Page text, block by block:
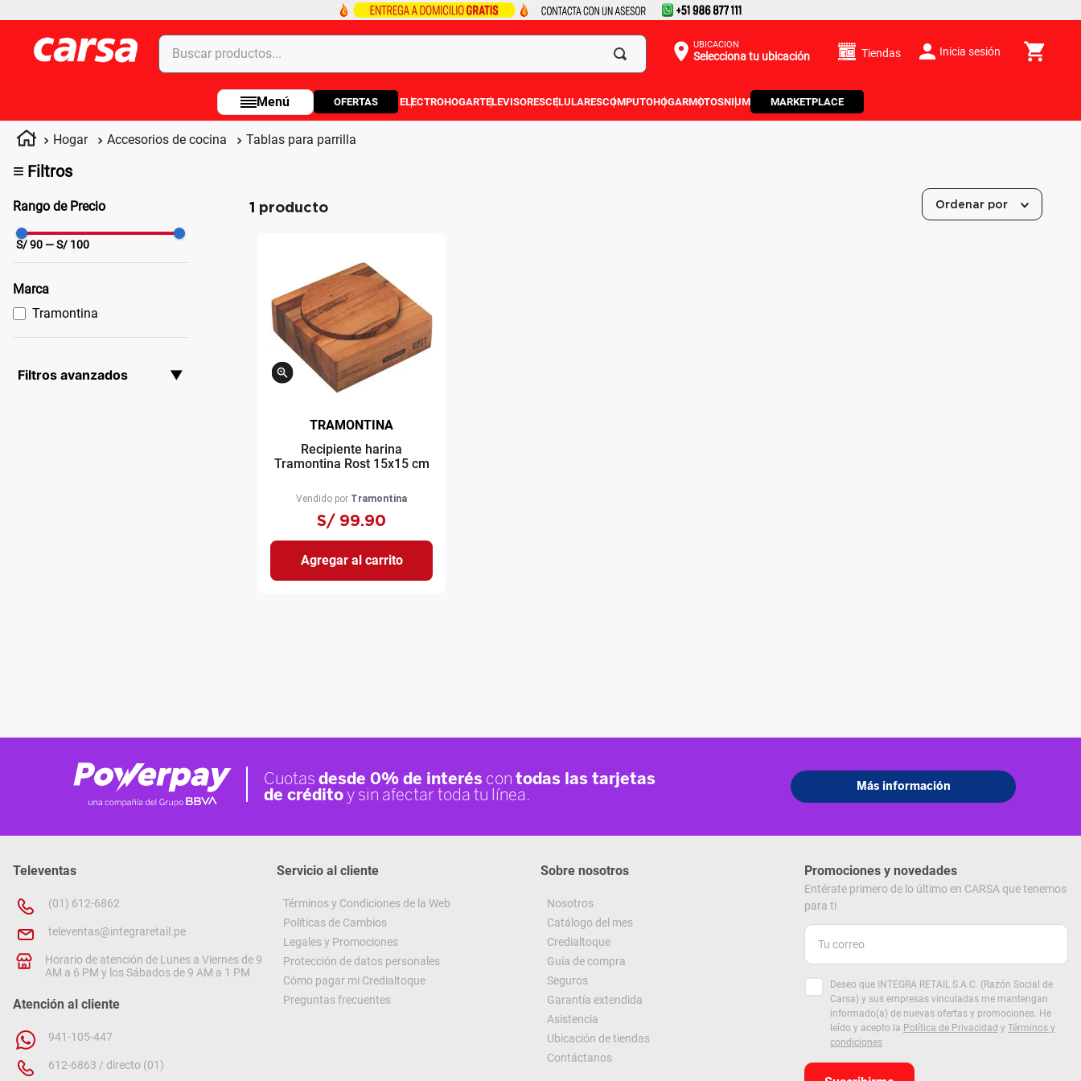
Buscar productos... UBICACIÓN
Selecciona tu ubicación Tiendas Inicia sesión
OFERTAS ELECTROHOGARTELEVISORESCELULARESCOMPUTOHOGARMOTOSNIUM MARKETPLACE
Hogar Accesorios de cocina Tablas para parrilla
≡ Filtros
Rango de Precio
S/90 — S/ 100
Marca
Tramontina
Filtros avanzados ▼
1 producto Ordenar por
TRAMONTINA
Recipiente harina
Tramontina Rost 15x15 cm
Vendido por Tramontina
S/ 99.90
Agregar al carrito
Televentas
(01) 612-6862
televentas@integraretail.pe
Horario de atención de Lunes a Viernes de 9
AM a 6 PM y los Sábados de 9 AM a 1 PM
Atención al cliente
941-105-447
612-6863 / directo (01)
Servicio al cliente
Términos y Condiciones de la Web
Políticas de Cambios
Legales y Promociones
Protección de datos personales
Cómo pagar mi Credialtoque
Preguntas frecuentes
Sobre nosotros
Nosotros
Catálogo del mes
Credialtoque
Guía de compra
Seguros
Garantía extendida
Asistencia
Ubicación de tiendas
Contáctanos
Promociones y novedades
Entérate primero de lo último en CARSA que tenemos
para ti
Deseo que INTEGRA RETAIL S.A.C. (Razón Social de
Carsa) y sus empresas vinculadas me mantengan
informado(a) de nuevas ofertas y promociones. He
leído y acepto la Política de Privacidad y Términos y
condiciones
Términos más buscados
1.
celulares